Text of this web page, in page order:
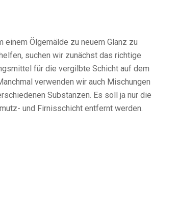
einem Ölgemälde zu neuem Glanz zu
suchen wir zunächst das richtige
für die vergilbte Schicht auf dem
verwenden wir auch Mischungen
Substanzen. Es soll ja nur die
und Firnisschicht entfernt werden.